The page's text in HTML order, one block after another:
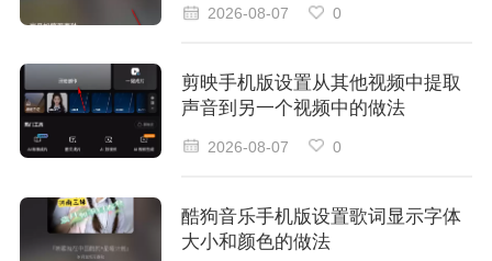
2026-08-07 0
剪映手机版设置从其他视频中提取
声音到另一个视频中的做法
2026-08-07 0
酷狗音乐手机版设置歌词显示字体
大小和颜色的做法